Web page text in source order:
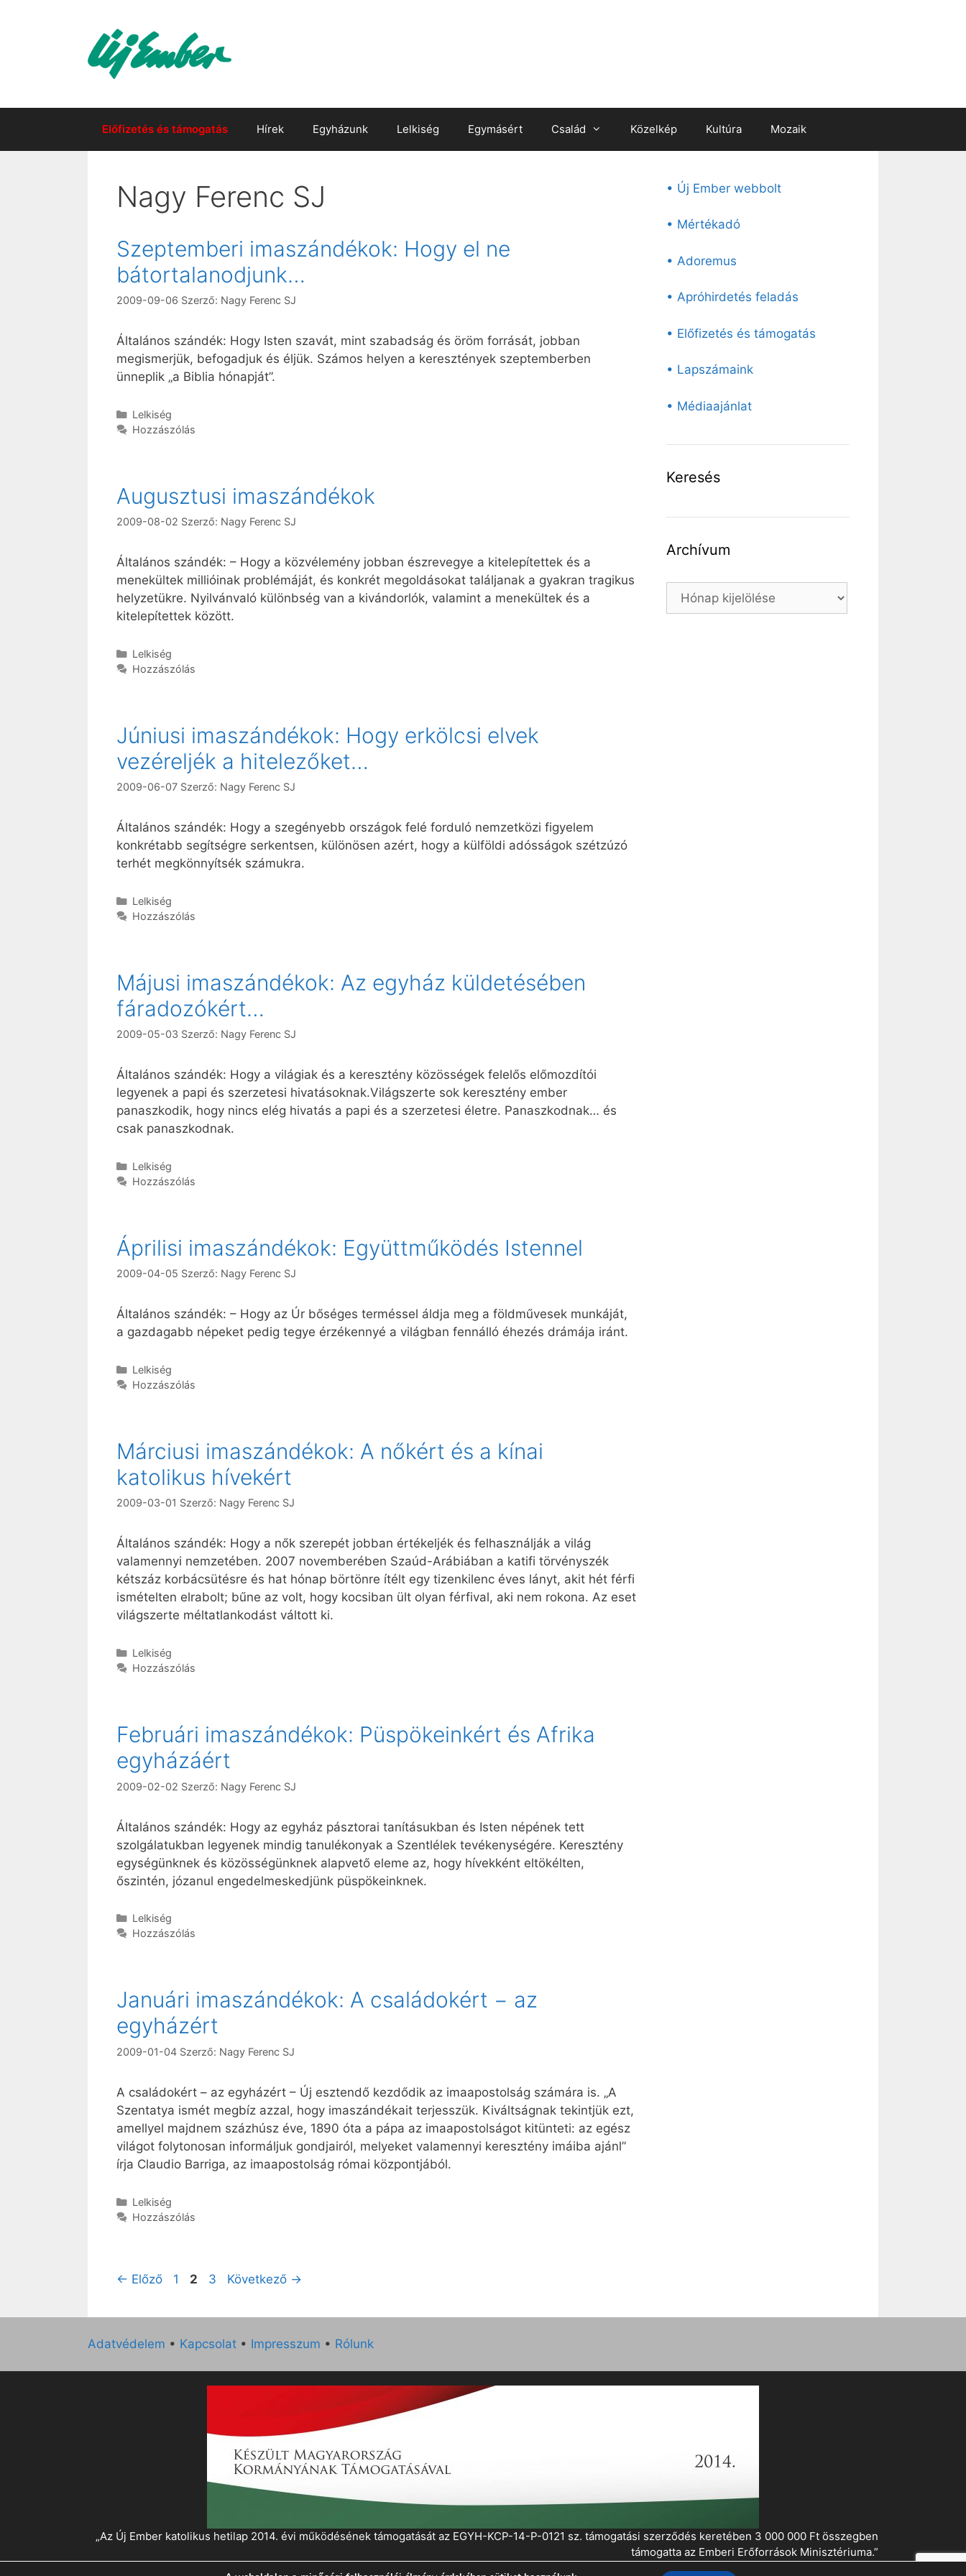
Előfizetés és támogatás Hírek Egyházunk Lelkiség Egymásért Család Közelkép Kultúra Mozaik
Nagy Ferenc SJ
Szeptemberi imaszándékok: Hogy el ne
bátortalanodjunk…
2009-09-06 Szerző: Nagy Ferenc SJ
Általános szándék: Hogy Isten szavát, mint szabadság és öröm forrását, jobban
megismerjük, befogadjuk és éljük. Számos helyen a keresztények szeptemberben
ünneplik „a Biblia hónapját”.
Kategória
Lelkiség
Hozzászólás
Augusztusi imaszándékok
2009-08-02 Szerző: Nagy Ferenc SJ
Általános szándék: – Hogy a közvélemény jobban észrevegye a kitelepítettek és a
menekültek millióinak problémáját, és konkrét megoldásokat találjanak a gyakran tragikus
helyzetükre. Nyilvánvaló különbség van a kivándorlók, valamint a menekültek és a
kitelepítettek között.
Kategória
Lelkiség
Hozzászólás
Júniusi imaszándékok: Hogy erkölcsi elvek
vezéreljék a hitelezőket…
2009-06-07 Szerző: Nagy Ferenc SJ
Általános szándék: Hogy a szegényebb országok felé forduló nemzetközi figyelem
konkrétabb segítségre serkentsen, különösen azért, hogy a külföldi adósságok szétzúzó
terhét megkönnyítsék számukra.
Kategória
Lelkiség
Hozzászólás
Májusi imaszándékok: Az egyház küldetésében
fáradozókért…
2009-05-03 Szerző: Nagy Ferenc SJ
Általános szándék: Hogy a világiak és a keresztény közösségek felelős előmozdítói
legyenek a papi és szerzetesi hivatásoknak.Világszerte sok keresztény ember
panaszkodik, hogy nincs elég hivatás a papi és a szerzetesi életre. Panaszkodnak… és
csak panaszkodnak.
Kategória
Lelkiség
Hozzászólás
Áprilisi imaszándékok: Együttműködés Istennel
2009-04-05 Szerző: Nagy Ferenc SJ
Általános szándék: – Hogy az Úr bőséges terméssel áldja meg a földművesek munkáját,
a gazdagabb népeket pedig tegye érzékennyé a világban fennálló éhezés drámája iránt.
Kategória
Lelkiség
Hozzászólás
Márciusi imaszándékok: A nőkért és a kínai
katolikus hívekért
2009-03-01 Szerző: Nagy Ferenc SJ
Általános szándék: Hogy a nők szerepét jobban értékeljék és felhasználják a világ
valamennyi nemzetében. 2007 novemberében Szaúd-Arábiában a katifi törvényszék
kétszáz korbácsütésre és hat hónap börtönre ítélt egy tizenkilenc éves lányt, akit hét férfi
ismételten elrabolt; bűne az volt, hogy kocsiban ült olyan férfival, aki nem rokona. Az eset
világszerte méltatlankodást váltott ki.
Kategória
Lelkiség
Hozzászólás
Februári imaszándékok: Püspökeinkért és Afrika
egyházáért
2009-02-02 Szerző: Nagy Ferenc SJ
Általános szándék: Hogy az egyház pásztorai tanításukban és Isten népének tett
szolgálatukban legyenek mindig tanulékonyak a Szentlélek tevékenységére. Keresztény
egységünknek és közösségünknek alapvető eleme az, hogy hívekként eltökélten,
őszintén, józanul engedelmeskedjünk püspökeinknek.
Kategória
Lelkiség
Hozzászólás
Januári imaszándékok: A családokért − az
egyházért
2009-01-04 Szerző: Nagy Ferenc SJ
A családokért – az egyházért – Új esztendő kezdődik az imaapostolság számára is. „A
Szentatya ismét megbíz azzal, hogy imaszándékait terjesszük. Kiváltságnak tekintjük ezt,
amellyel majdnem százhúsz éve, 1890 óta a pápa az imaapostolságot kitünteti: az egész
világot folytonosan informáljuk gondjairól, melyeket valamennyi keresztény imáiba ajánl”
írja Claudio Barriga, az imaapostolság római központjából.
Kategória
Lelkiség
Hozzászólás
← Előző Oldal
1 Oldal
2 Oldal
3 Következő →
• Új Ember webbolt
• Mértékadó
• Adoremus
• Apróhirdetés feladás
• Előfizetés és támogatás
• Lapszámaink
• Médiaajánlat
Keresés
Archívum
Archívum
Adatvédelem • Kapcsolat • Impresszum • Rólunk
„Az Új Ember katolikus hetilap 2014. évi működésének támogatását az EGYH-KCP-14-P-0121 sz. támogatási szerződés keretében 3 000 000 Ft összegben
támogatta az Emberi Erőforrások Minisztériuma.”